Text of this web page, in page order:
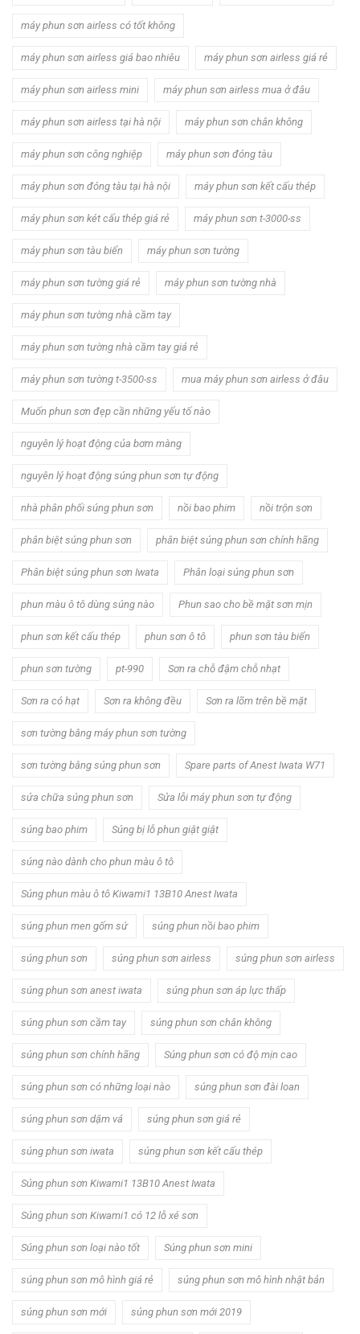
máy phun sơn airless có tốt không
máy phun sơn airless giá bao nhiêu máy phun sơn airless giá rẻ
máy phun sơn airless mini máy phun sơn airless mua ở đâu
máy phun sơn airless tại hà nội máy phun sơn chân không
máy phun sơn công nghiệp máy phun sơn đóng tàu
máy phun sơn đóng tàu tại hà nội máy phun sơn kết cấu thép
máy phun sơn két cấu thép giá rẻ máy phun sơn t-3000-ss
máy phun sơn tàu biển máy phun sơn tường
máy phun sơn tường giá rẻ máy phun sơn tường nhà
máy phun sơn tường nhà cầm tay
máy phun sơn tường nhà cầm tay giá rẻ
máy phun sơn tường t-3500-ss mua máy phun sơn airless ở đâu
Muốn phun sơn đẹp cần những yếu tố nào
nguyên lý hoạt động của bơm màng
nguyên lý hoạt động súng phun sơn tự động
nhà phân phối súng phun sơn nồi bao phim nồi trộn sơn
phân biệt súng phun sơn phân biệt súng phun sơn chính hãng
Phân biệt súng phun sơn Iwata Phân loại súng phun sơn
phun màu ô tô dùng súng nào Phun sao cho bề mặt sơn mịn
phun sơn kết cấu thép phun sơn ô tô phun sơn tàu biển
phun sơn tường pt-990 Sơn ra chỗ đậm chỗ nhạt
Sơn ra có hạt Sơn ra không đều Sơn ra lõm trên bề mặt
sơn tường bằng máy phun sơn tường
sơn tường bằng súng phun sơn Spare parts of Anest Iwata W71
sửa chữa súng phun sơn Sửa lỗi máy phun sơn tự động
súng bao phim Súng bị lỗ phun giật giật
súng nào dành cho phun màu ô tô
Súng phun màu ô tô Kiwami1 13B10 Anest Iwata
súng phun men gốm sứ súng phun nồi bao phim
súng phun sơn súng phun sơn airless súng phun sơn airless
súng phun sơn anest iwata súng phun sơn áp lực thấp
súng phun sơn cầm tay súng phun sơn chân không
súng phun sơn chính hãng Súng phun sơn có độ mịn cao
súng phun sơn có những loại nào súng phun sơn đài loan
súng phun sơn dặm vá súng phun sơn giá rẻ
súng phun sơn iwata súng phun sơn kết cấu thép
Súng phun sơn Kiwami1 13B10 Anest Iwata
Súng phun sơn Kiwami1 có 12 lỗ xé sơn
Súng phun sơn loại nào tốt Súng phun sơn mini
súng phun sơn mô hình giá rẻ súng phun sơn mô hình nhật bản
súng phun sơn mới súng phun sơn mới 2019